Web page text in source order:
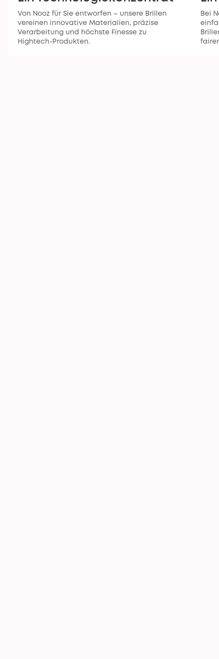
Von Nooz für Sie entworfen – unsere Brillen
vereinen innovative Materialien, präzise
Verarbeitung und höchste Finesse zu
Hightech-Produkten.
Bei